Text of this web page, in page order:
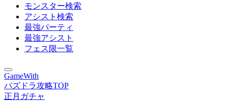
モンスター検索
アシスト検索
最強パーティ
最強アシスト
フェス限一覧
GameWith
パズドラ攻略TOP
正月ガチャ